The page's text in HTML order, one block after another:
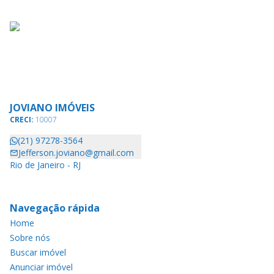
JOVIANO IMÓVEIS
CRECI: 10007
(21) 97278-3564
Jefferson.joviano@gmail.com
Rio de Janeiro - RJ
Navegação rápida
Home
Sobre nós
Buscar imóvel
Anunciar imóvel